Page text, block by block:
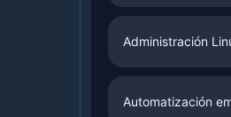
Administración
Automatización